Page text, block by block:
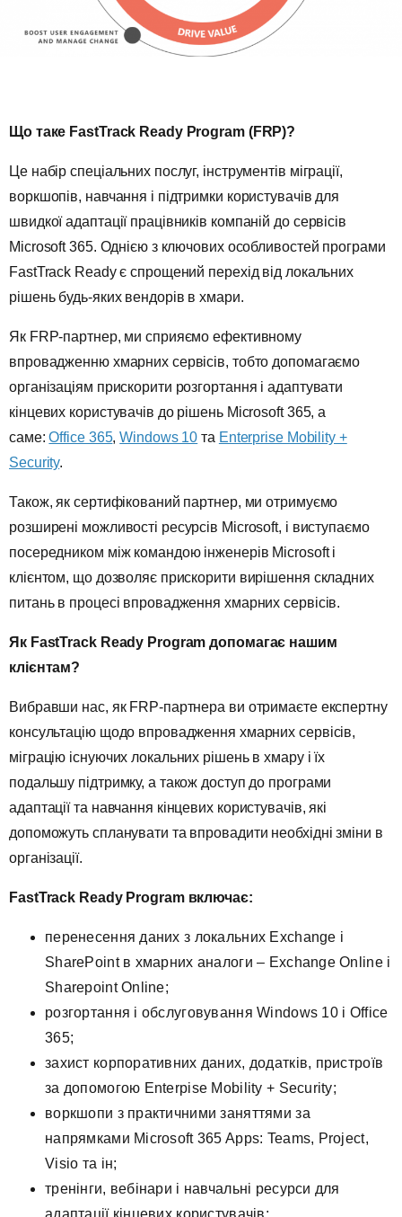
Що таке FastTrack Ready Program (FRP)?
Це набір спеціальних послуг, інструментів міграції,
воркшопів, навчання і підтримки користувачів для
швидкої адаптації працівників компаній до сервісів
Microsoft 365. Однією з ключових особливостей програми
FastTrack Ready є спрощений перехід від локальних
рішень будь-яких вендорів в хмари.
Як FRP-партнер, ми сприяємо ефективному
впровадженню хмарних сервісів, тобто допомагаємо
організаціям прискорити розгортання і адаптувати
кінцевих користувачів до рішень Microsoft 365, а
саме:Office 365,Windows 10 та Enterprise Mobility +
Security.
Також, як сертифікований партнер, ми отримуємо
розширені можливості ресурсів Microsoft, і виступаємо
посередником між командою інженерів Microsoft і
клієнтом, що дозволяє прискорити вирішення складних
питань в процесі впровадження хмарних сервісів.
Як FastTrack Ready Program допомагає нашим
клієнтам?
Вибравши нас, як FRP-партнера ви отримаєте експертну
консультацію щодо впровадження хмарних сервісів,
міграцію існуючих локальних рішень в хмару і їх
подальшу підтримку, а також доступ до програми
адаптації та навчання кінцевих користувачів, які
допоможуть спланувати та впровадити необхідні зміни в
організації.
FastTrack Ready Program включає:
перенесення даних з локальних Exchange і
SharePoint в хмарних аналоги – Exchange Online і
Sharepoint Online;
розгортання і обслуговування Windows 10 і Office
365;
захист корпоративних даних, додатків, пристроїв
за допомогою Enterpise Mobility + Security;
воркшопи з практичними заняттями за
напрямками Microsoft 365 Apps: Teams, Project,
Visio та ін;
тренінги, вебінари і навчальні ресурси для